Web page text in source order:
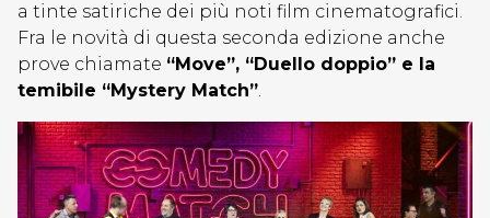
a tinte satiriche dei più noti film cinematografici.
Fra le novità di questa seconda edizione anche
prove chiamate “Move”, “Duello doppio” e la
temibile “Mystery Match”.